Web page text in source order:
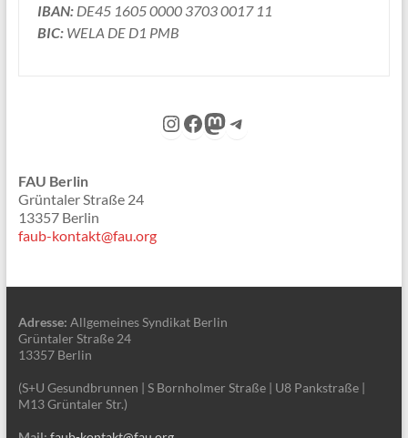
IBAN:DE45 1605 0000 3703 0017 11
BIC:WELA DE D1 PMB
Instagram
Facebook
Mastodon
Telegram
FAU Berlin
Grüntaler Straße 24
13357 Berlin
faub-kontakt@fau.org
Adresse: Allgemeines Syndikat Berlin
Grüntaler Straße 24
13357 Berlin
(S+U Gesundbrunnen | S Bornholmer Straße | U8 Pankstraße |
M13 Grüntaler Str.)